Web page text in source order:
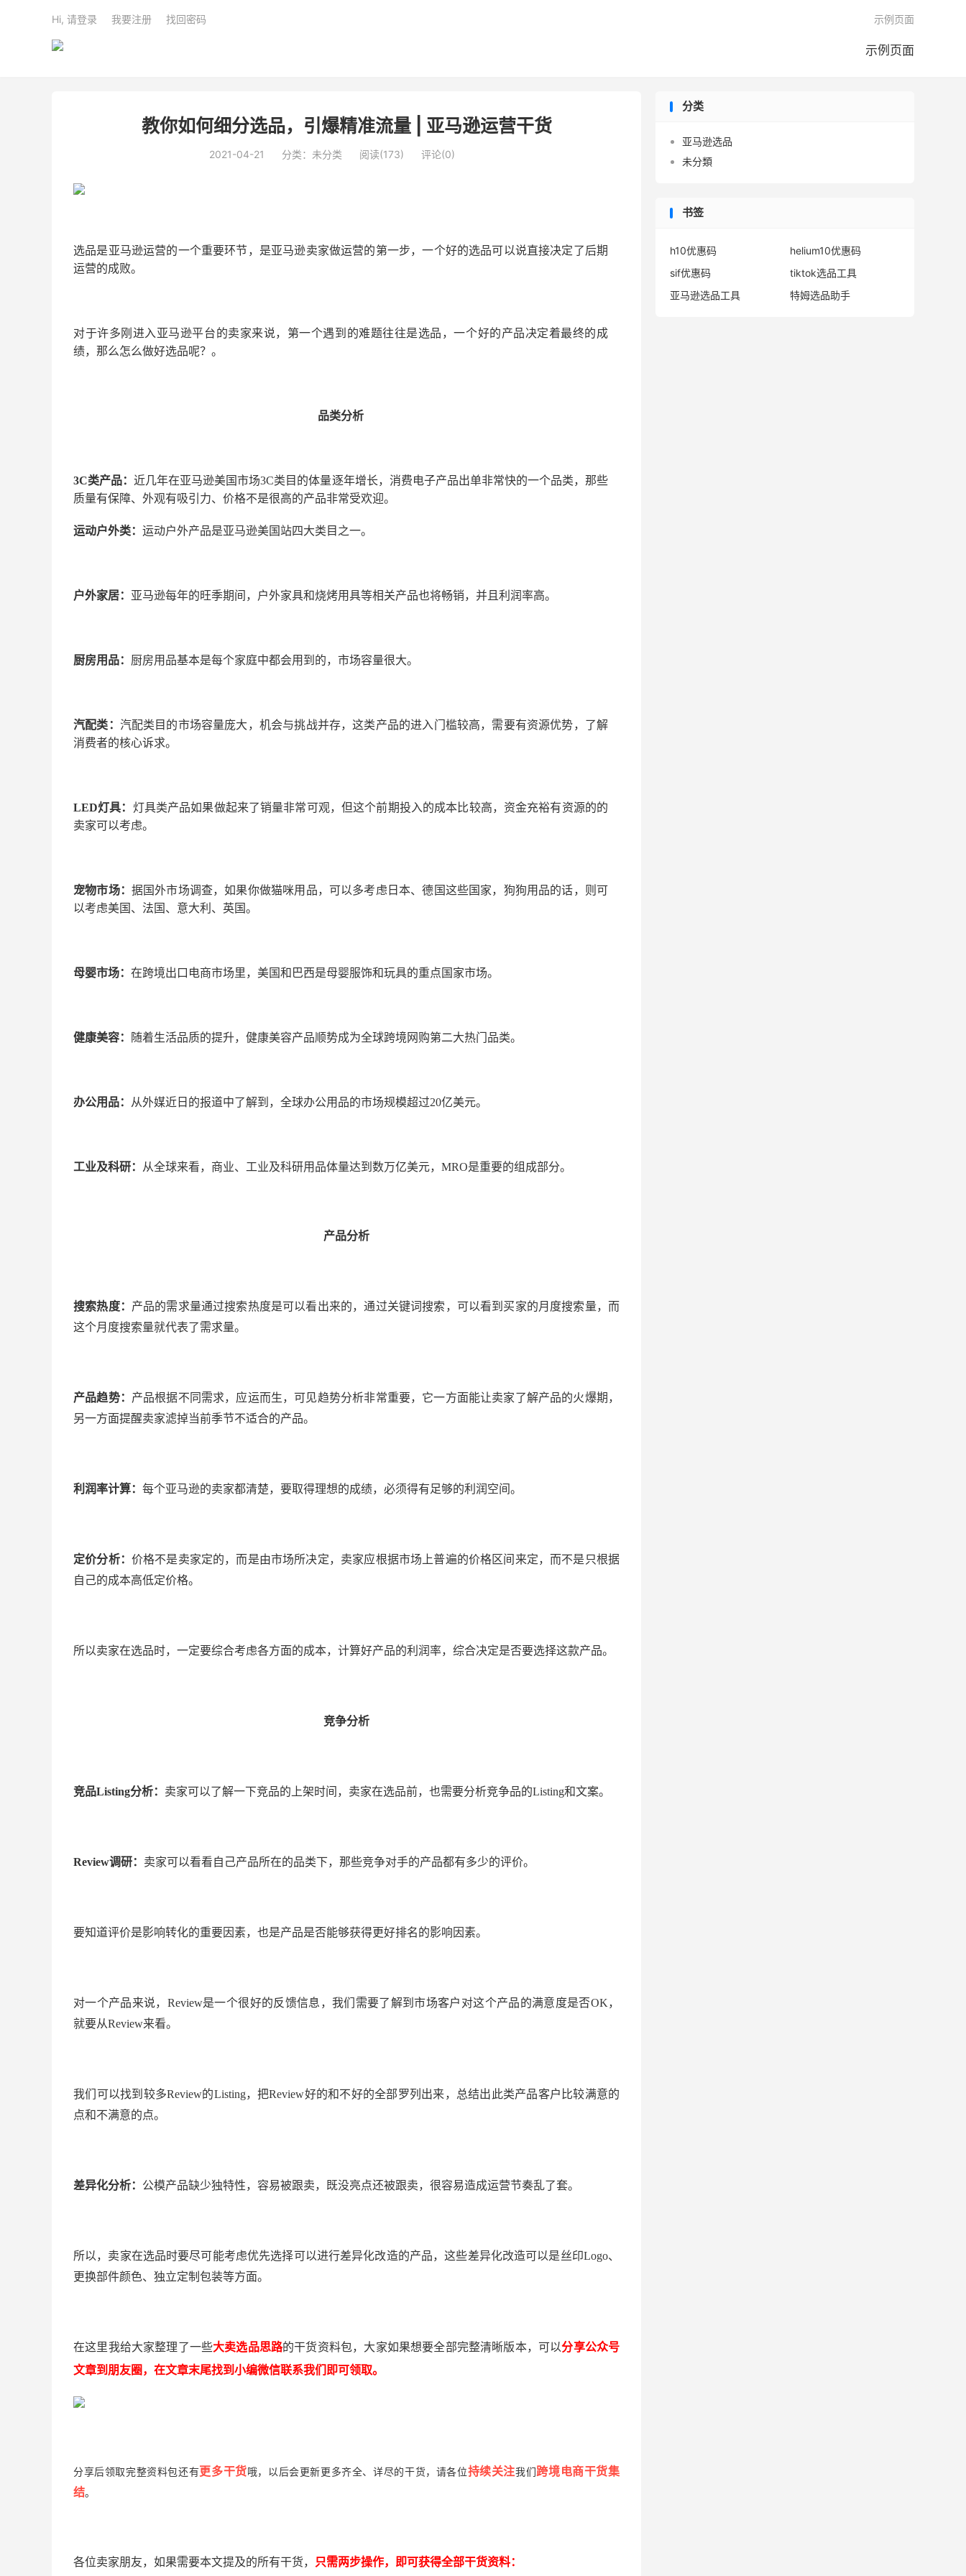
示例页面
示例页面
Hi, 请登录 我要注册 找回密码
教你如何细分选品，引爆精准流量 | 亚马逊运营干货
2021-04-21 分类：未分类 阅读(173) 评论(0)
选品是亚马逊运营的一个重要环节，是亚马逊卖家做运营的第一步，一个好的选品可以说直接决定了后期
运营的成败。
对于许多刚进入亚马逊平台的卖家来说，第一个遇到的难题往往是选品，一个好的产品决定着最终的成
绩，那么怎么做好选品呢？。
品类分析
3C类产品：近几年在亚马逊美国市场3C类目的体量逐年增长，消费电子产品出单非常快的一个品类，那些
质量有保障、外观有吸引力、价格不是很高的产品非常受欢迎。
运动户外类： 运动户外产品是亚马逊美国站四大类目之一。
户外家居： 亚马逊每年的旺季期间，户外家具和烧烤用具等相关产品也将畅销，并且利润率高。
厨房用品： 厨房用品基本是每个家庭中都会用到的，市场容量很大。
汽配类： 汽配类目的市场容量庞大，机会与挑战并存，这类产品的进入门槛较高，需要有资源优势，了解
消费者的核心诉求。
LED灯具： 灯具类产品如果做起来了销量非常可观，但这个前期投入的成本比较高，资金充裕有资源的的
卖家可以考虑。
宠物市场： 据国外市场调查，如果你做猫咪用品，可以多考虑日本、德国这些国家，狗狗用品的话，则可
以考虑美国、法国、意大利、英国。
母婴市场： 在跨境出口电商市场里，美国和巴西是母婴服饰和玩具的重点国家市场。
健康美容： 随着生活品质的提升，健康美容产品顺势成为全球跨境网购第二大热门品类。
办公用品： 从外媒近日的报道中了解到，全球办公用品的市场规模超过20亿美元。
工业及科研： 从全球来看，商业、工业及科研用品体量达到数万亿美元，MRO是重要的组成部分。
产品分析
搜索热度： 产品的需求量通过搜索热度是可以看出来的，通过关键词搜索，可以看到买家的月度搜索量，而
这个月度搜索量就代表了需求量。
产品趋势： 产品根据不同需求，应运而生，可见趋势分析非常重要，它一方面能让卖家了解产品的火爆期，
另一方面提醒卖家滤掉当前季节不适合的产品。
利润率计算： 每个亚马逊的卖家都清楚，要取得理想的成绩，必须得有足够的利润空间。
定价分析： 价格不是卖家定的，而是由市场所决定，卖家应根据市场上普遍的价格区间来定，而不是只根据
自己的成本高低定价格。
所以卖家在选品时，一定要综合考虑各方面的成本，计算好产品的利润率，综合决定是否要选择这款产品。
竞争分析
竞品Listing分析： 卖家可以了解一下竞品的上架时间，卖家在选品前，也需要分析竞争品的Listing和文案。
Review调研： 卖家可以看看自己产品所在的品类下，那些竞争对手的产品都有多少的评价。
要知道评价是影响转化的重要因素，也是产品是否能够获得更好排名的影响因素。
对一个产品来说，Review是一个很好的反馈信息，我们需要了解到市场客户对这个产品的满意度是否OK，
就要从Review来看。
我们可以找到较多Review的Listing，把Review好的和不好的全部罗列出来，总结出此类产品客户比较满意的
点和不满意的点。
差异化分析： 公模产品缺少独特性，容易被跟卖，既没亮点还被跟卖，很容易造成运营节奏乱了套。
所以，卖家在选品时要尽可能考虑优先选择可以进行差异化改造的产品，这些差异化改造可以是丝印Logo、
更换部件颜色、独立定制包装等方面。
在这里我给大家整理了一些大卖选品思路的干货资料包，大家如果想要全部完整清晰版本，可以分享公众号
文章到朋友圈，在文章末尾找到小编微信联系我们即可领取。
分享后领取完整资料包还有更多干货哦，以后会更新更多齐全、详尽的干货，请各位持续关注我们跨境电商干货集
结。
各位卖家朋友，如果需要本文提及的所有干货， 只需两步操作，即可获得全部干货资料：
分类
亚马逊选品
未分類
书签
h10优惠码
helium10优惠码
sif优惠码
tiktok选品工具
亚马逊选品工具
特姆选品助手